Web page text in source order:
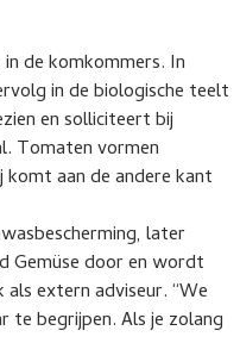
de komkommers. In
in de biologische teelt
en solliciteert bij
Tomaten vormen
aan de andere kant
later
Gemüse door en wordt
extern adviseur. “We
te begrijpen. Als je zolang